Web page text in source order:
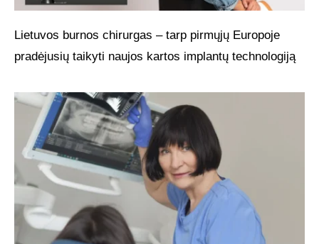
Lietuvos burnos chirurgas – tarp pirmųjų Europoje
pradėjusių taikyti naujos kartos implantų technologiją